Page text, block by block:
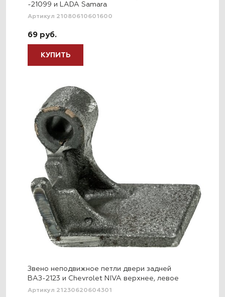
-21099 и LADA Samara
Артикул 21080610601600
69 руб.
КУПИТЬ
Звено неподвижное петли двери задней
ВАЗ-2123 и Chevrolet NIVA верхнее, левое
Артикул 21230620604301